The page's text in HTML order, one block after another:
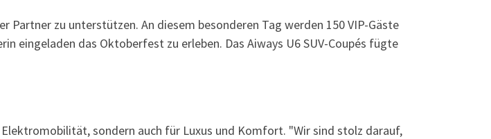
Partner zu unterstützen. An diesem besonderen Tag werden 150 VIP-Gäste
eingeladen das Oktoberfest zu erleben. Das Aiways U6 SUV-Coupés fügte
sondern auch für Luxus und Komfort. "Wir sind stolz darauf,